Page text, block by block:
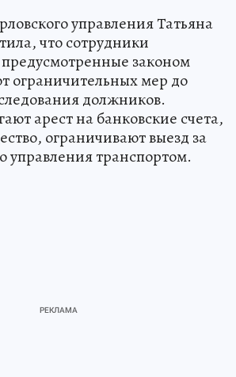
управления Татьяна
что сотрудники
предусмотренные законом
ограничительных мер до
должников.
арест на банковские счета,
ограничивают выезд за
управления транспортом.